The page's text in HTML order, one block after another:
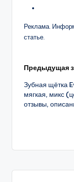
Реклама.
статье.
записи
Предыдущая
Зубная щётка
мягкая, микс
отзывы,